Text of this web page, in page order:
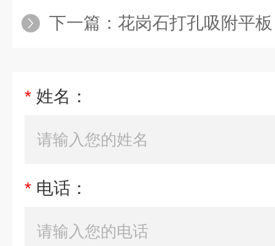
下一篇： 花岗石打孔吸附平板
* 姓名：
* 电话：